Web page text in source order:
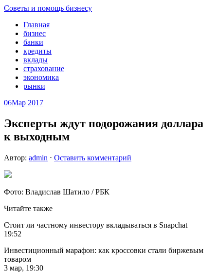
Советы и помощь бизнесу
Главная
бизнес
банки
кредиты
вклады
страхование
экономика
рынки
06Мар 2017
Эксперты ждут подорожания доллара
к выходным
Автор: admin ⋅ Оставить комментарий
Фото: Владислав Шатило / РБК
Читайте также
Стоит ли частному инвестору вкладываться в Snapchat
19:52
Инвестиционный марафон: как кроссовки стали биржевым
товаром
3 мар, 19:30